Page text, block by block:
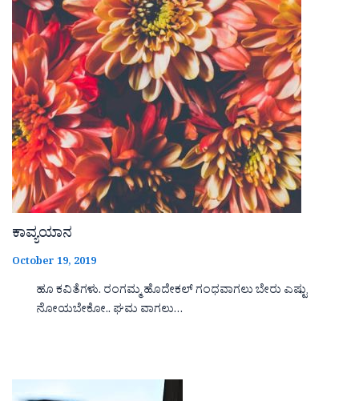
ಕಾವ್ಯಯಾನ
October 19, 2019
ಹೂ ಕವಿತೆಗಳು. ರಂಗಮ್ಮ ಹೊದೇಕಲ್ ಗಂಧವಾಗಲು ಬೇರು ಎಷ್ಟು
ನೋಯಬೇಕೋ.. ಘಮ ವಾಗಲು…